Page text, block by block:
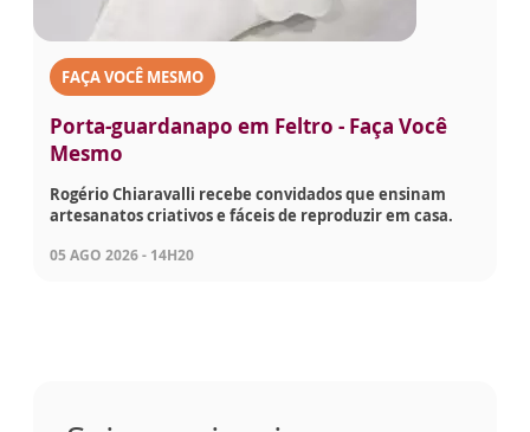
FAÇA VOCÊ MESMO
Porta-guardanapo em Feltro - Faça Você
Mesmo
Rogério Chiaravalli recebe convidados que ensinam
artesanatos criativos e fáceis de reproduzir em casa.
05 AGO 2026 - 14H20